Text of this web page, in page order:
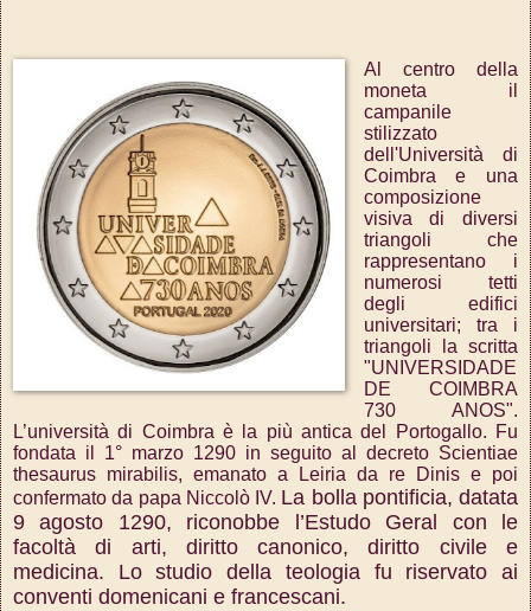
Al centro della
moneta il
campanile
stilizzato
dell'Università di
Coimbra e una
composizione
visiva di diversi
triangoli che
rappresentano i
numerosi tetti
degli edifici
universitari; tra i
triangoli la scritta
"UNIVERSIDADE
DE COIMBRA
730 ANOS".
L’università di Coimbra è la più antica del Portogallo. Fu
fondata il 1° marzo 1290 in seguito al decreto Scientiae
thesaurus mirabilis, emanato a Leiria da re Dinis e poi
confermato da papa Niccolò IV. La bolla pontificia, datata
9 agosto 1290, riconobbe l’Estudo Geral con le
facoltà di arti, diritto canonico, diritto civile e
medicina. Lo studio della teologia fu riservato ai
conventi domenicani e francescani.